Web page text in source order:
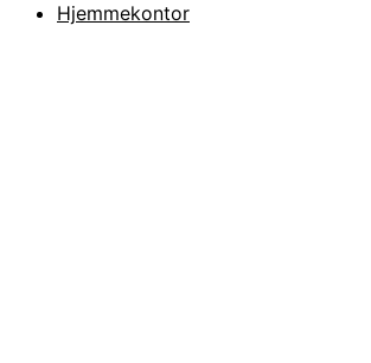
Hjemmekontor